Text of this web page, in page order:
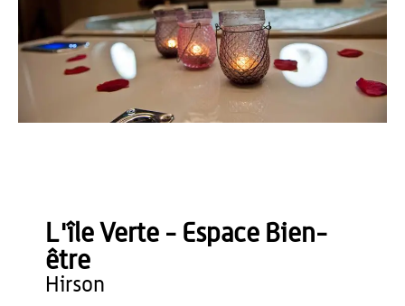
Seml Integrale
L'île Verte - Espace Bien-
être
hirson